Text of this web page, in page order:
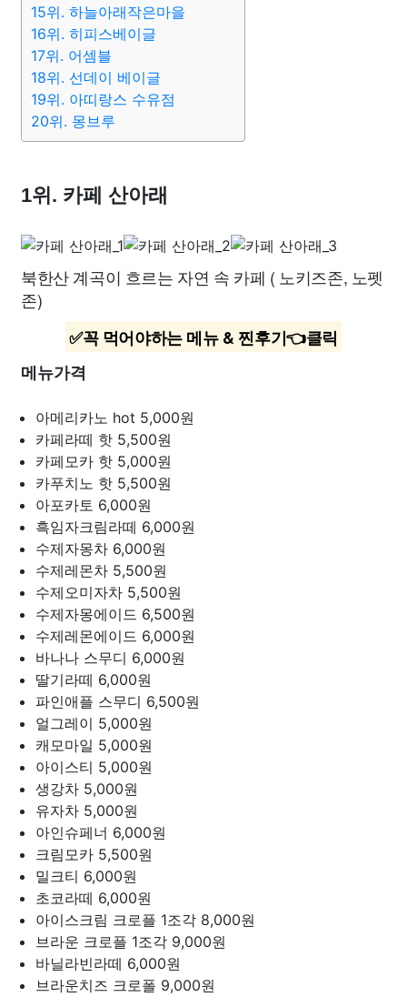
15위. 하늘아래작은마을
16위. 히피스베이글
17위. 어셈블
18위. 선데이 베이글
19위. 아띠랑스 수유점
20위. 몽브루
1위. 카페 산아래
북한산 계곡이 흐르는 자연 속 카페 ( 노키즈존, 노펫
존)
✅꼭 먹어야하는 메뉴 & 찐후기👈클릭
메뉴가격
아메리카노 hot 5,000원
카페라떼 핫 5,500원
카페모카 핫 5,000원
카푸치노 핫 5,500원
아포카토 6,000원
흑임자크림라떼 6,000원
수제자몽차 6,000원
수제레몬차 5,500원
수제오미자차 5,500원
수제자몽에이드 6,500원
수제레몬에이드 6,000원
바나나 스무디 6,000원
딸기라떼 6,000원
파인애플 스무디 6,500원
얼그레이 5,000원
캐모마일 5,000원
아이스티 5,000원
생강차 5,000원
유자차 5,000원
아인슈페너 6,000원
크림모카 5,500원
밀크티 6,000원
초코라떼 6,000원
아이스크림 크로플 1조각 8,000원
브라운 크로플 1조각 9,000원
바닐라빈라떼 6,000원
브라운치즈 크로폴 9,000원